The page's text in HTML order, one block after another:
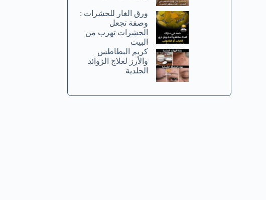
ورق الغار للحشرات :
وصفة تجعل
الحشرات تهرب من
البيت
كريم البطاطس
والأرز لعلاج الزوائد
الجلدية